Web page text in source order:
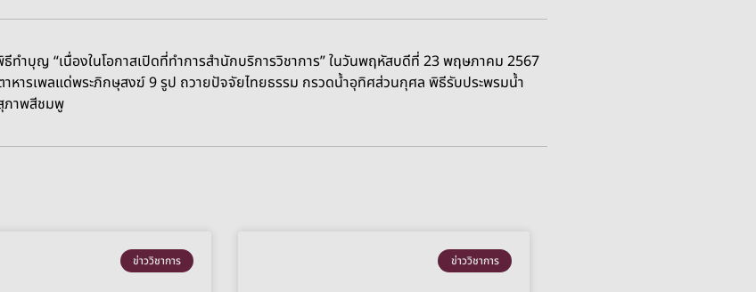
ำบุญ “เนื่องในโอกาสเปิดที่ทำการสำนักบริการวิชาการ” ในวันพฤหัสบดีที่ 23 พฤษภาคม 2567
ารเพลแด่พระภิกษุสงฆ์ 9 รูป ถวายปัจจัยไทยธรรม กรวดน้ำอุทิศส่วนกุศล พิธีรับประพรมน้ำ
ภาพสีชมพู
ข่าววิชาการ ข่าววิชาการ